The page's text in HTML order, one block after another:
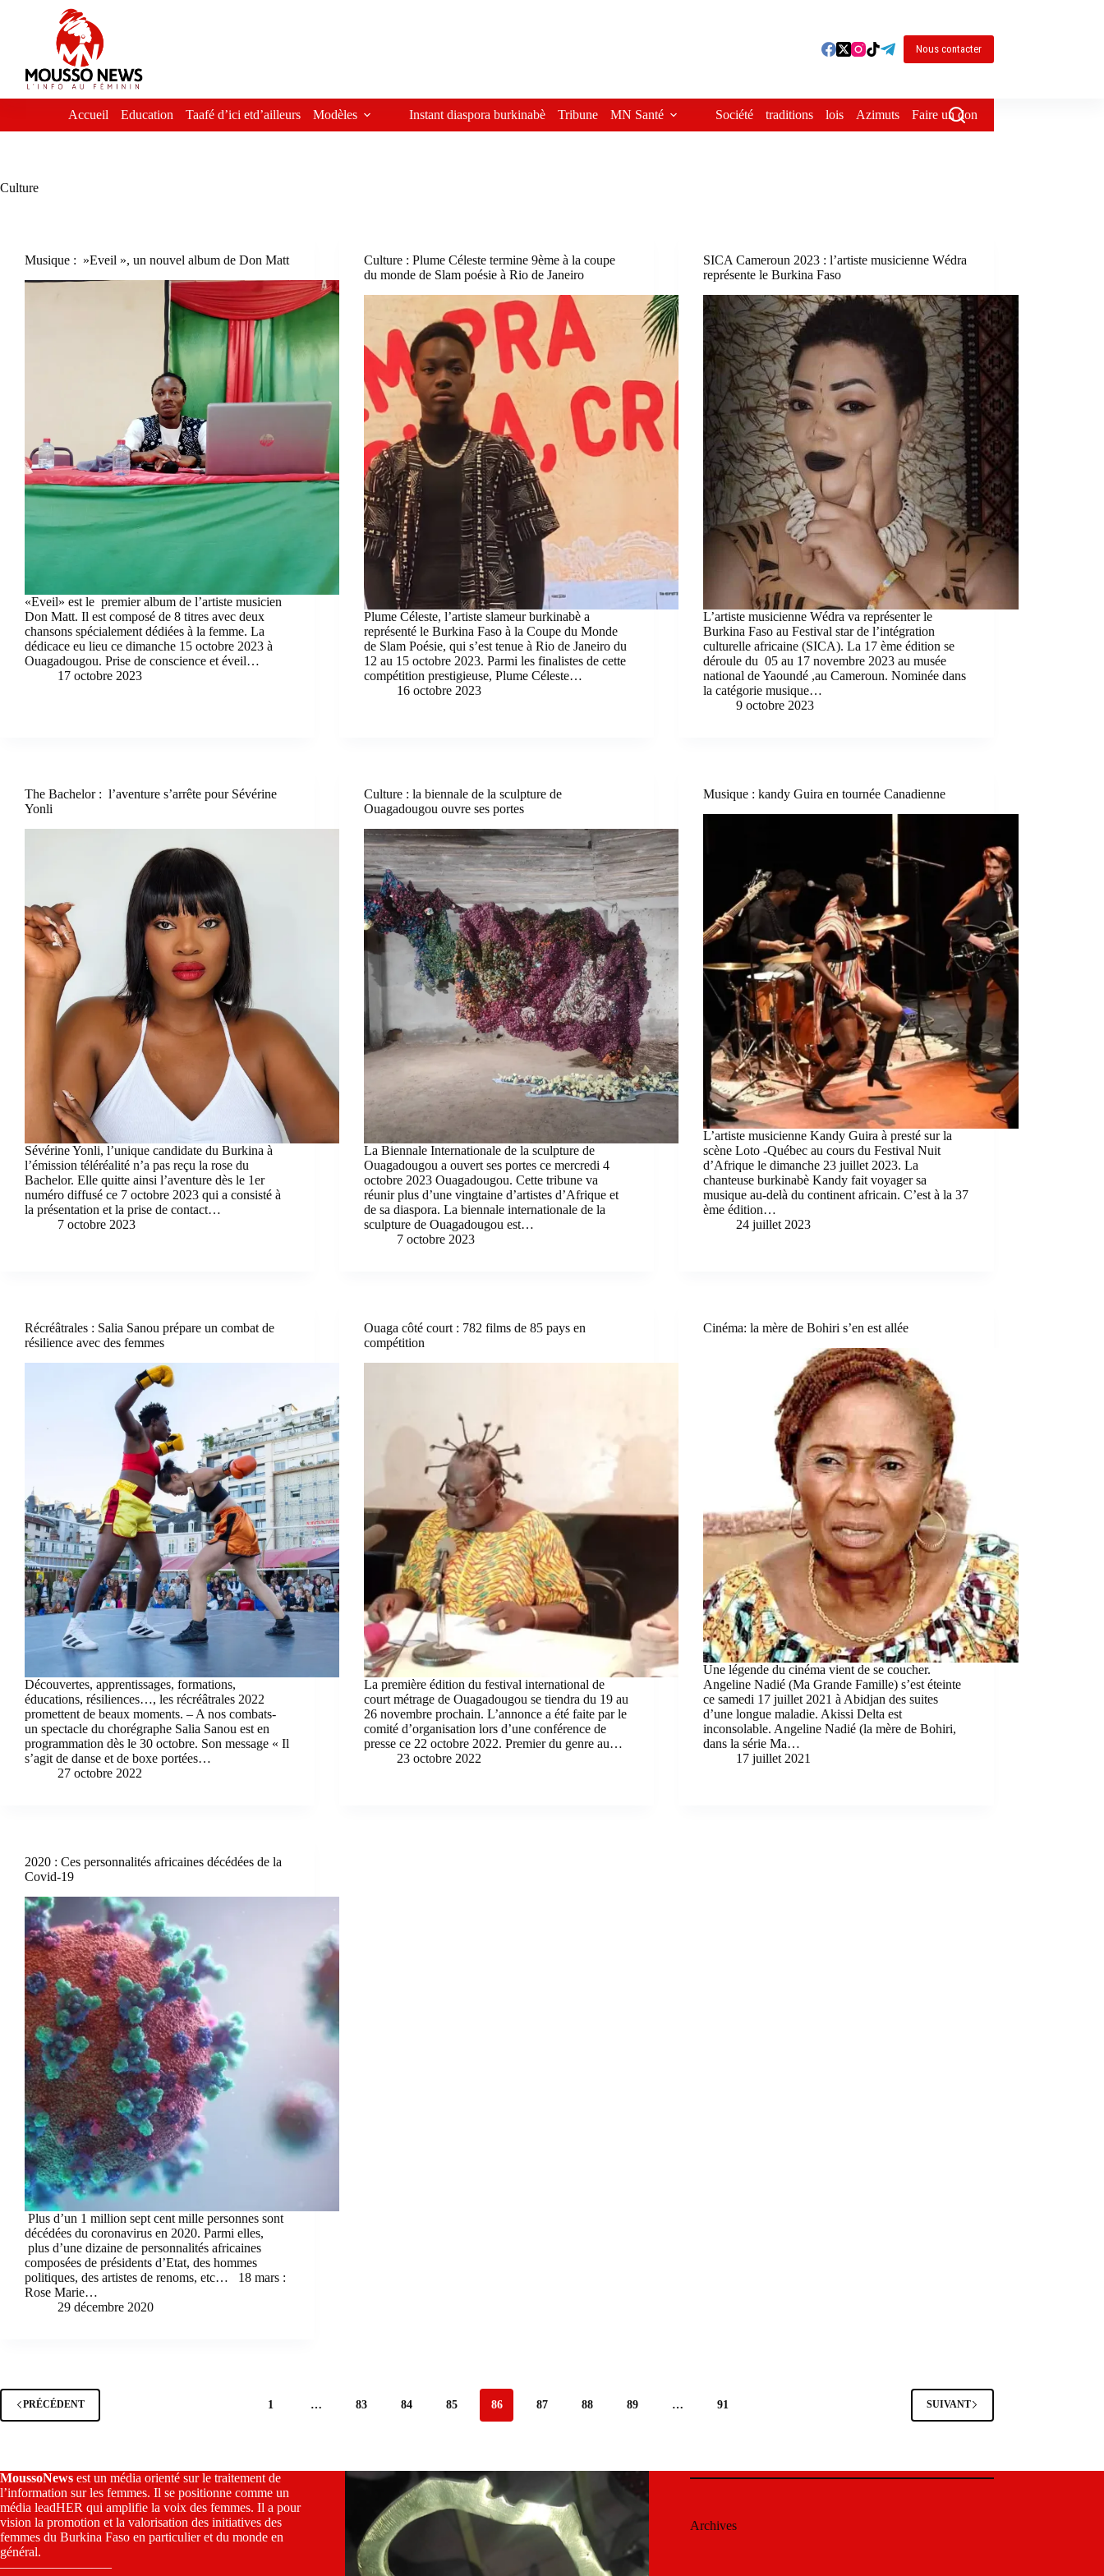
Nous contacter
Accueil Education Taafé d’ici etd’ailleurs Modèles Instant diaspora burkinabè Tribune MN Santé Société traditions lois Azimuts Faire un don
Culture
Musique : »Eveil », un nouvel album de Don Matt
«Eveil» est le premier album de l’artiste musicien
Don Matt. Il est composé de 8 titres avec deux
chansons spécialement dédiées à la femme. La
dédicace eu lieu ce dimanche 15 octobre 2023 à
Ouagadougou. Prise de conscience et éveil…
17 octobre 2023
Culture : Plume Céleste termine 9ème à la coupe
du monde de Slam poésie à Rio de Janeiro
Plume Céleste, l’artiste slameur burkinabè a
représenté le Burkina Faso à la Coupe du Monde
de Slam Poésie, qui s’est tenue à Rio de Janeiro du
12 au 15 octobre 2023. Parmi les finalistes de cette
compétition prestigieuse, Plume Céleste…
16 octobre 2023
SICA Cameroun 2023 : l’artiste musicienne Wédra
représente le Burkina Faso
L’artiste musicienne Wédra va représenter le
Burkina Faso au Festival star de l’intégration
culturelle africaine (SICA). La 17 ème édition se
déroule du 05 au 17 novembre 2023 au musée
national de Yaoundé ,au Cameroun. Nominée dans
la catégorie musique…
9 octobre 2023
The Bachelor : l’aventure s’arrête pour Sévérine
Yonli
Sévérine Yonli, l’unique candidate du Burkina à
l’émission téléréalité n’a pas reçu la rose du
Bachelor. Elle quitte ainsi l’aventure dès le 1er
numéro diffusé ce 7 octobre 2023 qui a consisté à
la présentation et la prise de contact…
7 octobre 2023
Culture : la biennale de la sculpture de
Ouagadougou ouvre ses portes
La Biennale Internationale de la sculpture de
Ouagadougou a ouvert ses portes ce mercredi 4
octobre 2023 Ouagadougou. Cette tribune va
réunir plus d’une vingtaine d’artistes d’Afrique et
de sa diaspora. La biennale internationale de la
sculpture de Ouagadougou est…
7 octobre 2023
Musique : kandy Guira en tournée Canadienne
L’artiste musicienne Kandy Guira à presté sur la
scène Loto -Québec au cours du Festival Nuit
d’Afrique le dimanche 23 juillet 2023. La
chanteuse burkinabè Kandy fait voyager sa
musique au-delà du continent africain. C’est à la 37
ème édition…
24 juillet 2023
Récréâtrales : Salia Sanou prépare un combat de
résilience avec des femmes
Découvertes, apprentissages, formations,
éducations, résiliences…, les récréâtrales 2022
promettent de beaux moments. – A nos combats-
un spectacle du chorégraphe Salia Sanou est en
programmation dès le 30 octobre. Son message « Il
s’agit de danse et de boxe portées…
27 octobre 2022
Ouaga côté court : 782 films de 85 pays en
compétition
La première édition du festival international de
court métrage de Ouagadougou se tiendra du 19 au
26 novembre prochain. L’annonce a été faite par le
comité d’organisation lors d’une conférence de
presse ce 22 octobre 2022. Premier du genre au…
23 octobre 2022
Cinéma: la mère de Bohiri s’en est allée
Une légende du cinéma vient de se coucher.
Angeline Nadié (Ma Grande Famille) s’est éteinte
ce samedi 17 juillet 2021 à Abidjan des suites
d’une longue maladie. Akissi Delta est
inconsolable. Angeline Nadié (la mère de Bohiri,
dans la série Ma…
17 juillet 2021
2020 : Ces personnalités africaines décédées de la
Covid-19
Plus d’un 1 million sept cent mille personnes sont
décédées du coronavirus en 2020. Parmi elles,
plus d’une dizaine de personnalités africaines
composées de présidents d’Etat, des hommes
politiques, des artistes de renoms, etc… 18 mars :
Rose Marie…
29 décembre 2020
PRÉCÉDENT 1 … 83 84 85 86 87 88 89 … 91 SUIVANT
MoussoNews est un média orienté sur le traitement de
l’information sur les femmes. Il se positionne comme un
média leadHER qui amplifie la voix des femmes. Il a pour
vision la promotion et la valorisation des initiatives des
femmes du Burkina Faso en particulier et du monde en
général.
————————–
Archives